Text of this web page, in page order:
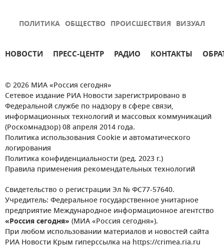
ПОЛИТИКА ОБЩЕСТВО ПРОИСШЕСТВИЯ ВИЗУАЛ
НОВОСТИ ПРЕСС-ЦЕНТР РАДИО КОНТАКТЫ
© 2026 МИА «Россия сегодня»
Сетевое издание РИА Новости зарегистрировано в
Федеральной службе по надзору в сфере связи,
информационных технологий и массовых коммуникаций
(Роскомнадзор) 08 апреля 2014 года.
Политика использования Cookie и автоматического
логирования
Политика конфиденциальности (ред. 2023 г.)
Правила применения рекомендательных технологий
Свидетельство о регистрации Эл № ФС77-57640.
Учредитель: Федеральное государственное унитарное
предприятие Международное информационное агентство
«Россия сегодня» (МИА «Россия сегодня»).
При любом использовании материалов и новостей сайта
РИА Новости Крым гиперссылка на https://crimea.ria.ru